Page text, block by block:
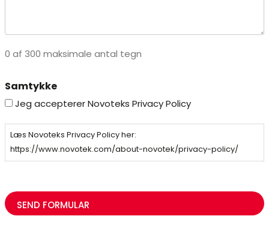
0 af 300 maksimale antal tegn
Samtykke
Jeg accepterer Novoteks Privacy Policy
Læs Novoteks Privacy Policy her:
https://www.novotek.com/about-novotek/privacy-policy/